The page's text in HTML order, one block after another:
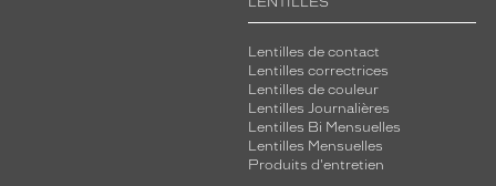
Lentilles de contact
Lentilles correctrices
Lentilles de couleur
Lentilles Journalières
Lentilles Bi Mensuelles
Lentilles Mensuelles
Produits d'entretien